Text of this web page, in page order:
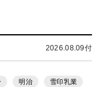
2026.08.09付
明治 雪印乳業